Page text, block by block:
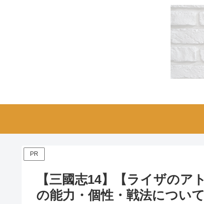
PR
【三國志14】【ライザの
の能力・個性・戦法について